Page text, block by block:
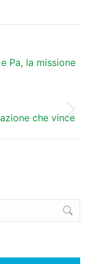
Pa, la missione
che vince